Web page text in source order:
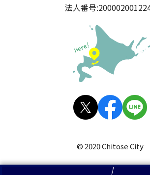
法人番号:
公式SNS
© 2020 Chitose City